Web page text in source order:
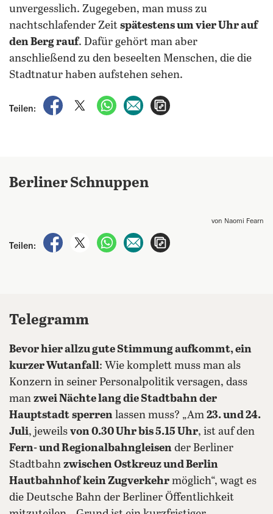
unvergesslich. Zugegeben, man muss zu
nachtschlafender Zeit spätestens um vier Uhr auf
den Berg rauf. Dafür gehört man aber
anschließend zu den beseelten Menschen, die die
Stadtnatur haben aufstehen sehen.
Teilen:
auf Facebook teilen
auf X teilenper WhatsApp teilen
per E-Mail teilen
Berliner Schnuppen
von Naomi Fearn
Teilen:
auf Facebook teilen
auf X teilenper WhatsApp teilen
per E-Mail teilen
Telegramm
Bevor hier allzu gute Stimmung aufkommt, ein
kurzer Wutanfall: Wie komplett muss man als
Konzern in seiner Personalpolitik versagen, dass
man zwei Nächte lang die Stadtbahn der
Hauptstadt sperren lassen muss? „Am 23. und 24.
Juli, jeweils von 0.30 Uhr bis 5.15 Uhr, ist auf den
Fern- und Regionalbahngleisen der Berliner
Stadtbahn zwischen Ostkreuz und Berlin
Hautbahnhof kein Zugverkehr möglich“, wagt es
die Deutsche Bahn der Berliner Öffentlichkeit